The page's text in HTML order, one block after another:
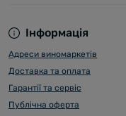
Інформація
Адреси виномаркетів
Доставка та оплата
Гарантії та сервіс
Публічна оферта